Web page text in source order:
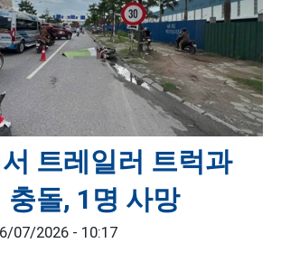
트레일러 트럭과
충돌, 1명 사망
07/2026 - 10:17